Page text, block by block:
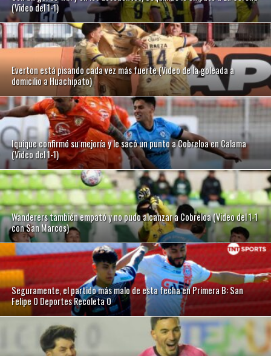
(Video del 1-1)
Everton está pisando cada vez más fuerte (Video de la goleada a
domicilio a Huachipato)
Iquique confirmó su mejoría y le sacó un punto a Cobreloa en Calama
(Video del 1-1)
Wanderers también empató y no pudo alcanzar a Cobreloa (Video del 1-1
con San Marcos)
Seguramente, el partido más malo de esta fecha en Primera B: San
Felipe 0 Deportes Recoleta 0